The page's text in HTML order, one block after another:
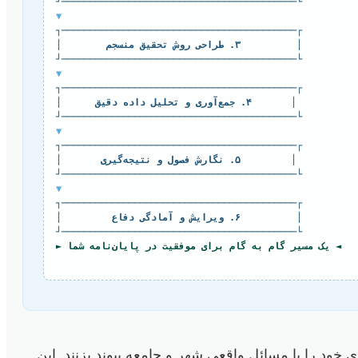
▼
  ┌──────────────────────────────────────────┐
  └──────────────────────────────────────────┘
▼
  ┌──────────────────────────────────────────┐
  └──────────────────────────────────────────┘
▼
  ┌──────────────────────────────────────────┐
  └──────────────────────────────────────────┘
▼
  ┌──────────────────────────────────────────┐
  └──────────────────────────────────────────┘
در پایان‌نامه شما ►
را با مسائل واقعی شهر و جامعه پیوند بزنند. این